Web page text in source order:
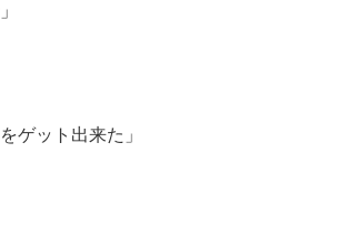
ゲット出来た」